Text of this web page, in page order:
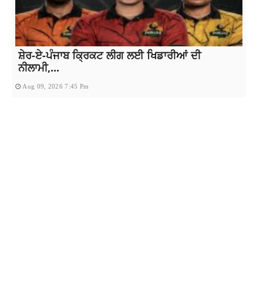
ਸ਼ੇਰ-ਏ-ਪੰਜਾਬ ਕ੍ਰਿਕਟ ਲੀਗ ਲਈ ਖਿਡਾਰੀਆਂ ਦੀ
ਨੀਲਾਮੀ,...
Aug 09, 2026 7:45 Pm